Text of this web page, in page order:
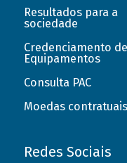
Resultados para a
sociedade
Credenciamento de
Equipamentos
Consulta PAC
Moedas contratuais
Redes Sociais